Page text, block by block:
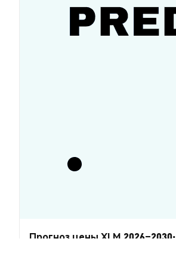
Прогноз цены XLM 2026–2030: